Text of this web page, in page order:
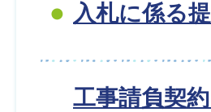
入札に係る
工事請負契